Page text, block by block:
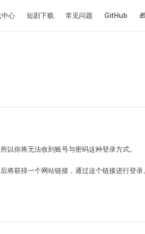
心 短剧下载 常见问题 GitHub
以你将无法收到账号与密码这种登录方式。
将获得一个网站链接，通过这个链接进行登录